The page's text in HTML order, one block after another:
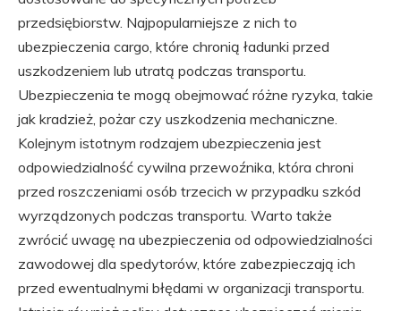
przedsiębiorstw. Najpopularniejsze z nich to
ubezpieczenia cargo, które chronią ładunki przed
uszkodzeniem lub utratą podczas transportu.
Ubezpieczenia te mogą obejmować różne ryzyka, takie
jak kradzież, pożar czy uszkodzenia mechaniczne.
Kolejnym istotnym rodzajem ubezpieczenia jest
odpowiedzialność cywilna przewoźnika, która chroni
przed roszczeniami osób trzecich w przypadku szkód
wyrządzonych podczas transportu. Warto także
zwrócić uwagę na ubezpieczenia od odpowiedzialności
zawodowej dla spedytorów, które zabezpieczają ich
przed ewentualnymi błędami w organizacji transportu.